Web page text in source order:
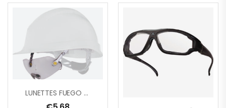
LUNETTES FUEGO ARGENT/INCOL